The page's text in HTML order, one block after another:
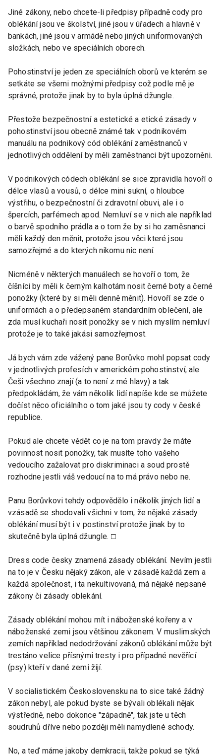
Jiné zákony, nebo chcete-li předpisy případně cody pro
oblékání jsou ve školství, jiné jsou v úřadech a hlavně v
bankách, jiné jsou v armádě nebo jiných uniformovaných
složkách, nebo ve speciálních oborech.
Pohostinství je jeden ze speciálních oborů ve kterém se
setkáte se všemi možnými předpisy což podle mě je
správné, protože jinak by to byla úplná džungle.
Přestože bezpečnostní a estetické a etické zásady v
pohostinství jsou obecně známé tak v podnikovém
manuálu na podnikový cód oblékání zaměstnanců v
jednotlivých oddělení by měli zaměstnanci být upozorněni.
V podnikových códech oblékání se sice zpravidla hovoří o
délce vlasů a vousů, o délce mini sukní, o hloubce
výstřihu, o bezpečnostní či zdravotní obuvi, ale i o
špercích, parfémech apod. Nemluví se v nich ale například
o barvě spodního prádla a o tom že by si ho zaměsnanci
měli každý den měnit, protože jsou věci které jsou
samozřejmé a do kterých nikomu nic není.
Nicméně v některých manuálech se hovoří o tom, že
číšníci by měli k černým kalhotám nosit černé boty a černé
ponožky (které by si měli denně měnit). Hovoří se zde o
uniformách a o předepsaném standardním oblečení, ale
zda musí kuchaři nosit ponožky se v nich myslím nemluví
protože je to také jakási samozřejmost.
Já bych vám zde vážený pane Borůvko mohl popsat cody
v jednotlivých profesích v americkém pohostinství, ale
Češi všechno znají (a to není z mé hlavy) a tak
předpokládám, že vám několik lidí napíše kde se můžete
dočíst něco oficiálního o tom jaké jsou ty cody v české
republice.
Pokud ale chcete vědět co je na tom pravdy že máte
povinnost nosit ponožky, tak musíte toho vašeho
vedoucího zažalovat pro diskriminaci a soud prostě
rozhodne jestli váš vedoucí na to má právo nebo ne.
Panu Borůvkovi tehdy odpovědělo i několik jiných lidí a
vzásadě se shodovali všichni v tom, že nějaké zásady
oblékání musí být i v postinství protože jinak by to
skutečně byla úplná džungle. □
Dress code česky znamená zásady oblékání. Nevím jestli
na to je v Česku nějaký zákon, ale v zásadě každá zem a
každá společnost, i ta nekultivovaná, má nějaké nepsané
zákony či zásady oblekání.
Zásady oblékání mohou mít i náboženské kořeny a v
náboženské zemi jsou většinou zákonem. V muslimských
zemích například nedodržování zákonů oblékání může být
trestáno velice přísnými tresty i pro případné nevěřící
(psy) kteří v dané zemi žijí.
V socialistickém Československu na to sice také žádný
zákon nebyl, ale pokud byste se bývali oblékali nějak
výstředně, nebo dokonce "západně", tak jste u těch
soudruhů dříve nebo později měli namydlené schody.
No, a teď máme jakoby demkracii, takže pokud se týká